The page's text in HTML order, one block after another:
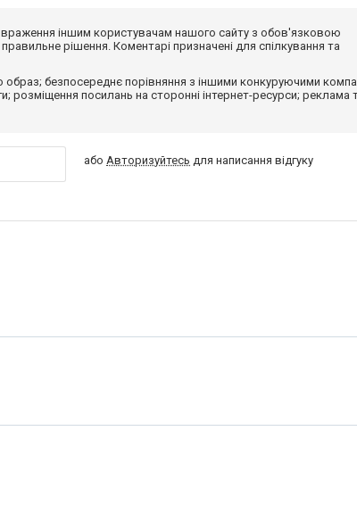
враження іншим користувачам нашого сайту з обов'язковою
рішення. Коментарі призначені для спілкування та
безпосереднє порівняння з іншими конкуруючими
розміщення посилань на сторонні інтернет-ресурси; реклама
абоАвторизуйтесь для написання відгуку